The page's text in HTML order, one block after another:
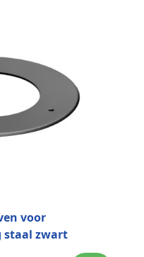
voor
staal zwart